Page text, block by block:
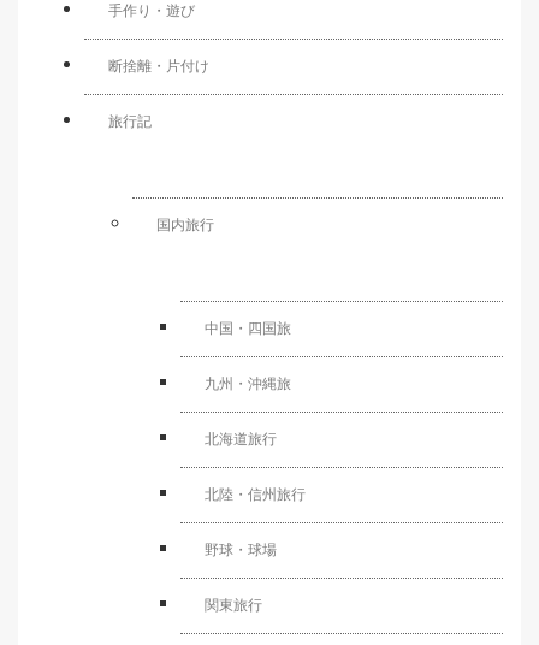
手作り・遊び
断捨離・片付け
旅行記
国内旅行
中国・四国旅
九州・沖縄旅
北海道旅行
北陸・信州旅行
野球・球場
関東旅行